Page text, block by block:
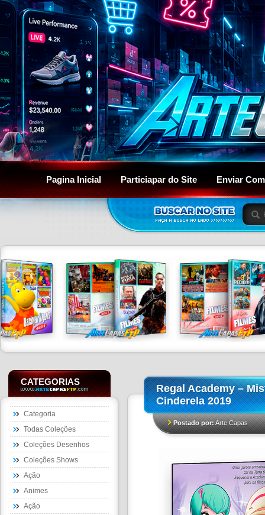
Pagina Inicial Particiapar do Site Enviar
CATEGORIAS
Categoria
Todas Coleções
Coleções Desenhos
Coleções Shows
Ação
Animes
Ação
Regal Academy –
Cinderela 2019
Postado por:Arte Capas